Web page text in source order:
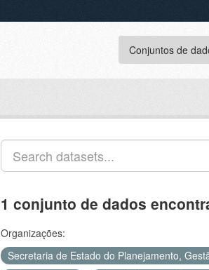
Conjuntos de
1 conjunto de dados
Organizações:
Secretaria de Estado do Planejamento,